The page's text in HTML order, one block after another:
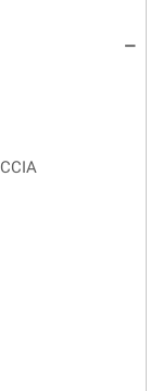
remove